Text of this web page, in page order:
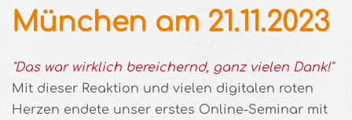
München am 21.11.2023
"Das war wirklich bereichernd, ganz vielen Dank!"
Mit dieser Reaktion und vielen digitalen roten
Herzen endete unser erstes Online-Seminar mit